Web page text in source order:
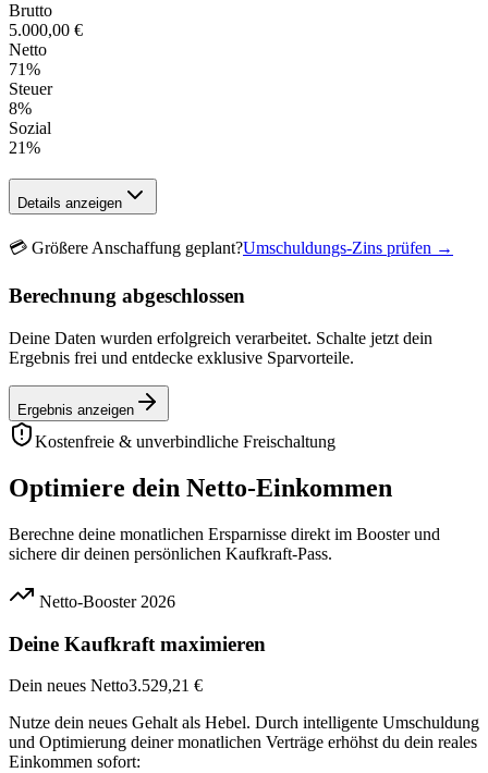
Brutto
5.000,00 €
Netto
71%
Steuer
8%
Sozial
21%
Details anzeigen
💳 Größere Anschaffung geplant?Umschuldungs-Zins prüfen →
Berechnung abgeschlossen
Deine Daten wurden erfolgreich verarbeitet. Schalte jetzt dein
Ergebnis frei und entdecke exklusive Sparvorteile.
Ergebnis anzeigen
Kostenfreie & unverbindliche Freischaltung
Optimiere dein Netto-Einkommen
Berechne deine monatlichen Ersparnisse direkt im Booster und
sichere dir deinen persönlichen Kaufkraft-Pass.
Netto-Booster 2026
Deine Kaufkraft maximieren
Dein neues Netto3.529,21 €
Nutze dein neues Gehalt als Hebel. Durch intelligente Umschuldung
und Optimierung deiner monatlichen Verträge erhöhst du dein reales
Einkommen sofort: